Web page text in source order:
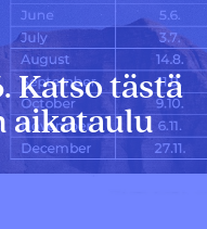
Katso tästä
aikataulu